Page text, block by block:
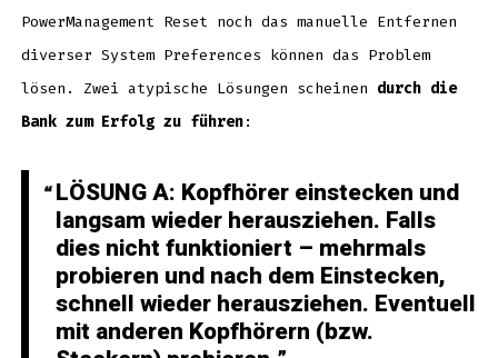
PowerManagement Reset noch das manuelle Entfernen
diverser System Preferences können das Problem
lösen. Zwei atypische Lösungen scheinen durch die
Bank zum Erfolg zu führen:
LÖSUNG A: Kopfhörereinstecken und
langsam wieder herausziehen. Falls
dies nicht funktioniert – mehrmals
probieren und nach dem Einstecken,
schnell wieder herausziehen. Eventuell
mit anderen Kopfhörern (bzw.